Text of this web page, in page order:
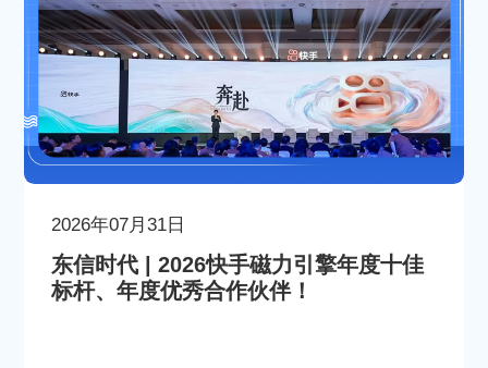
2026年07月31日
东信时代 | 2026快手磁力引擎年度十佳
标杆、年度优秀合作伙伴！